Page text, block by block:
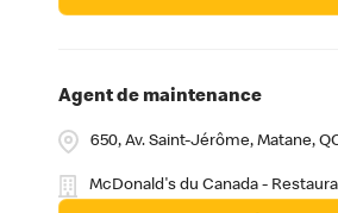
Agent de maintenance
650, Av. Saint-Jérôme, Matane,
McDonald's du Canada -